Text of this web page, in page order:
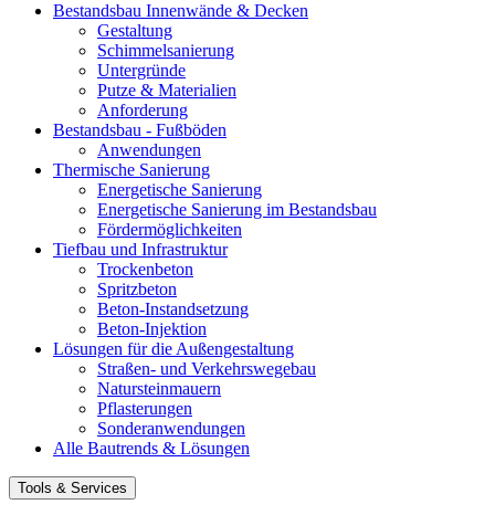
Bestandsbau Innenwände & Decken
Gestaltung
Schimmelsanierung
Untergründe
Putze & Materialien
Anforderung
Bestandsbau - Fußböden
Anwendungen
Thermische Sanierung
Energetische Sanierung
Energetische Sanierung im Bestandsbau
Fördermöglichkeiten
Tiefbau und Infrastruktur
Trockenbeton
Spritzbeton
Beton-Instandsetzung
Beton-Injektion
Lösungen für die Außengestaltung
Straßen- und Verkehrswegebau
Natursteinmauern
Pflasterungen
Sonderanwendungen
Alle Bautrends & Lösungen
Tools & Services